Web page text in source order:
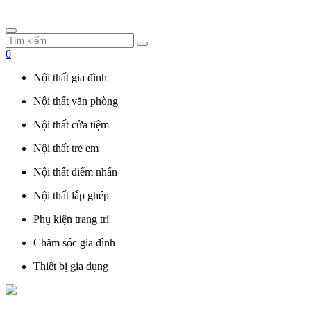
0
Nội thất gia đình
Nội thất văn phòng
Nội thất cửa tiệm
Nội thất trẻ em
Nội thất điểm nhấn
Nội thất lắp ghép
Phụ kiện trang trí
Chăm sóc gia đình
Thiết bị gia dụng